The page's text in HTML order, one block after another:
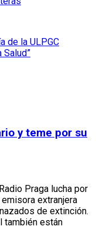
de la ULPGC
Salud”
y teme por su
Praga lucha por
extranjera
de extinción.
también están